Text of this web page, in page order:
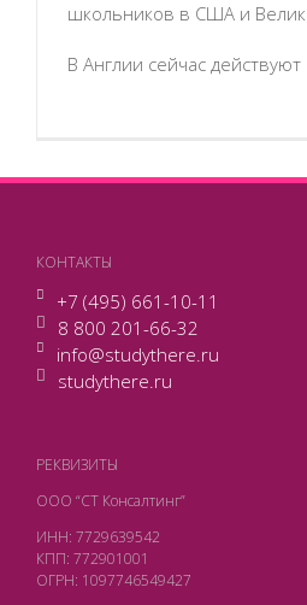
школьников в США и
В Англии сейчас действуют
КОНТАКТЫ
+7 (495) 661-10-11
8 800 201-66-32
info@studythere.ru
studythere.ru
РЕКВИЗИТЫ
ООО “СТ Консалтинг”
ИНН: 7729639542
КПП: 772901001
ОГРН: 1097746549427